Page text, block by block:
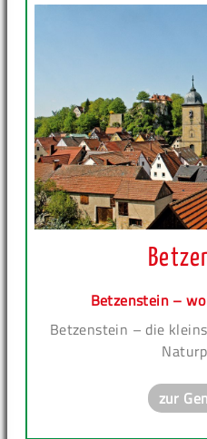
Betzenstein –
Betzenstein – die
zur